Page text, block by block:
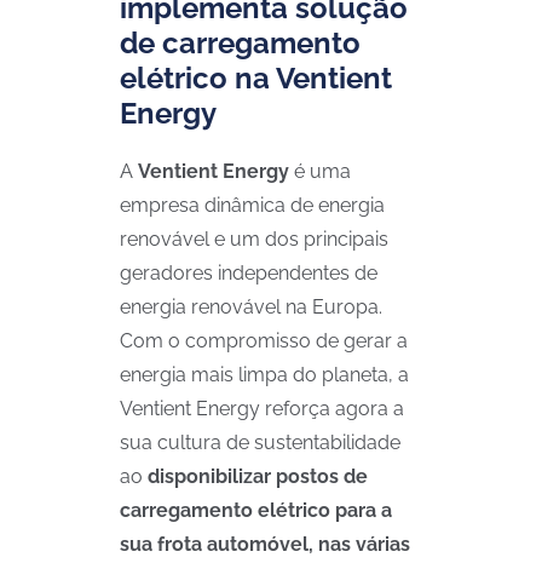
implementa solução
de carregamento
elétrico na Ventient
Energy
A Ventient Energy é uma
empresa dinâmica de energia
renovável e um dos principais
geradores independentes de
energia renovável na Europa.
Com o compromisso de gerar a
energia mais limpa do planeta, a
Ventient Energy reforça agora a
sua cultura de sustentabilidade
ao disponibilizar postos de
carregamento elétrico para a
sua frota automóvel, nas várias